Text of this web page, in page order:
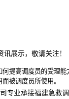
展示，敬请关注！
高调度员的受理
用而被调度员所使用。
专业承接福建急救